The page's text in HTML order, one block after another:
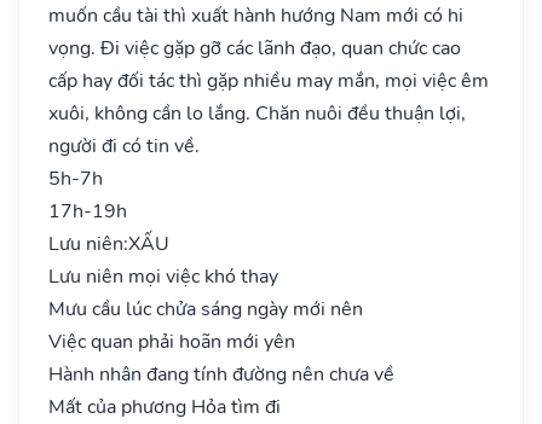
muốn cầu tài thì xuất hành hướng Nam mới có hi
vọng. Đi việc gặp gỡ các lãnh đạo, quan chức cao
cấp hay đối tác thì gặp nhiều may mắn, mọi việc êm
xuôi, không cần lo lắng. Chăn nuôi đều thuận lợi,
người đi có tin về.
5h-7h
17h-19h
Lưu niên:XẤU
Lưu niên mọi việc khó thay
Mưu cầu lúc chửa sáng ngày mới nên
Việc quan phải hoãn mới yên
Hành nhân đang tính đường nên chưa về
Mất của phương Hỏa tìm đi